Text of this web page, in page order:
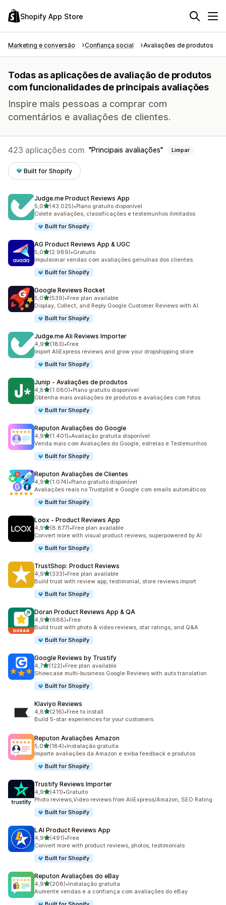
Shopify App Store
Marketing e conversão Confiança social Avaliações de produtos
Todas as aplicações de avaliação de produtos
com funcionalidades de principais avaliações
Inspire mais pessoas a comprar com
comentários e avaliações de clientes.
423 aplicações com Principais avaliações Limpar
Built for Shopify
Judge.me Product Reviews App
5,0de 5 estrelas
(43.025)
43025 total de avaliações
•Plano gratuito disponível
Colete avaliações, classificações e testemunhos ilimitados
Built for Shopify
AG Product Reviews App & UGC
5,0de 5 estrelas
(2.989)
2989 total de avaliações
•Gratuito
Impulsionar vendas com avaliações genuínas dos clientes.
Built for Shopify
Google Reviews Rocket
5,0de 5 estrelas
(539)
539 total de avaliações
•Free plan available
Display, Collect, and Reply Google Customer Reviews with AI.
Built for Shopify
Judge.me Ali Reviews Importer
4,9de 5 estrelas
(183)
183 total de avaliações
•Free
Import AliExpress reviews and grow your dropshipping store
Built for Shopify
Junip ‑ Avaliações de produtos
4,8de 5 estrelas
(1.080)
1080 total de avaliações
•Plano gratuito disponível
Obtenha mais avaliações de produtos e avaliações com fotos
Built for Shopify
Reputon Avaliações do Google
4,9de 5 estrelas
(1.401)
1401 total de avaliações
•Avaliação gratuita disponível
Venda mais com Avaliações do Google, estrelas e Testemunhos
Built for Shopify
Reputon Avaliações de Clientes
4,9de 5 estrelas
(1.074)
1074 total de avaliações
•Plano gratuito disponível
Avaliações reais no Trustpilot e Google com emails automáticos
Built for Shopify
Loox ‑ Product Reviews App
4,9de 5 estrelas
(8.877)
8877 total de avaliações
•Free plan available
Convert more with visual product reviews, superpowered by AI
Built for Shopify
TrustShop: Product Reviews
4,9de 5 estrelas
(333)
333 total de avaliações
•Free plan available
Build trust with review app, testimonial, store reviews import
Built for Shopify
Doran Product Reviews App & QA
4,9de 5 estrelas
(688)
688 total de avaliações
•Free
Build trust with photo & video reviews, star ratings, and Q&A
Built for Shopify
Google Reviews by Trustify
4,7de 5 estrelas
(122)
122 total de avaliações
•Free plan available
Showcase multi-business Google Reviews with auto translation
Built for Shopify
Klaviyo Reviews
4,8de 5 estrelas
(216)
216 total de avaliações
•Free to install
Build 5-star experiences for your customers.
Reputon Avaliações Amazon
5,0de 5 estrelas
(184)
184 total de avaliações
•Instalação gratuita
Importe avaliações da Amazon e exiba feedback e produtos
Built for Shopify
Trustify Reviews Importer
4,9de 5 estrelas
(411)
411 total de avaliações
•Gratuito
Photo reviews,Video reviews from AliExpress/Amazon, SEO Rating
Built for Shopify
LAI Product Reviews App
4,9de 5 estrelas
(491)
491 total de avaliações
•Free
Convert more with product reviews, photos, testimonials
Built for Shopify
Reputon Avaliações do eBay
4,9de 5 estrelas
(208)
208 total de avaliações
•Instalação gratuita
Aumente vendas e a confiança com avaliações do eBay